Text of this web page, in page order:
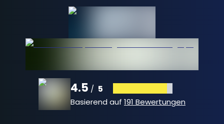
4.5 / 5
Basierend auf 191 Bewertungen